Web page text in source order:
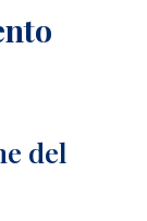
del